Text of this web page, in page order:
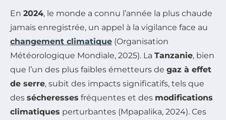
En 2024, le monde a connu l’année la plus chaude
jamais enregistrée, un appel à la vigilance face au
changement climatique (Organisation
Météorologique Mondiale, 2025). La Tanzanie, bien
que l’un des plus faibles émetteurs de gaz à effet
de serre, subit des impacts significatifs, tels que
des sécheresses fréquentes et des modifications
climatiques perturbantes (Mpapalika, 2024). Ces